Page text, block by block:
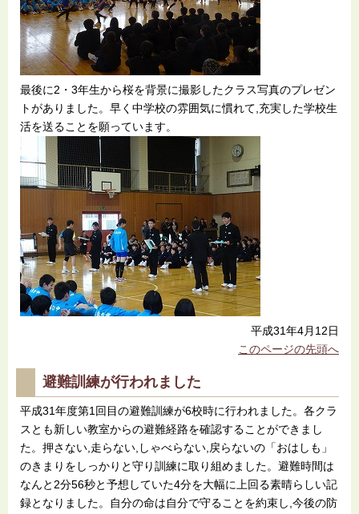
最後に2・3年生から桜を背景に撮影したクラス写真のプレゼン
トがありました。早く中学校の雰囲気に慣れて,充実した学校生
活を送ることを願っています。
平成31年4月12日
このページの先頭へ
避難訓練が行われました
平成31年度第1回目の避難訓練が6校時に行われました。各クラ
スとも新しい教室からの避難経路を確認することができまし
た。押さない,走らない,しゃべらない,戻らないの「おはしも」
のきまりをしっかりと守り訓練に取り組めました。避難時間は
なんと2分56秒と予想していた4分を大幅に上回る素晴らしい記
録となりました。自分の命は自分で守ることを約束し,今後の防